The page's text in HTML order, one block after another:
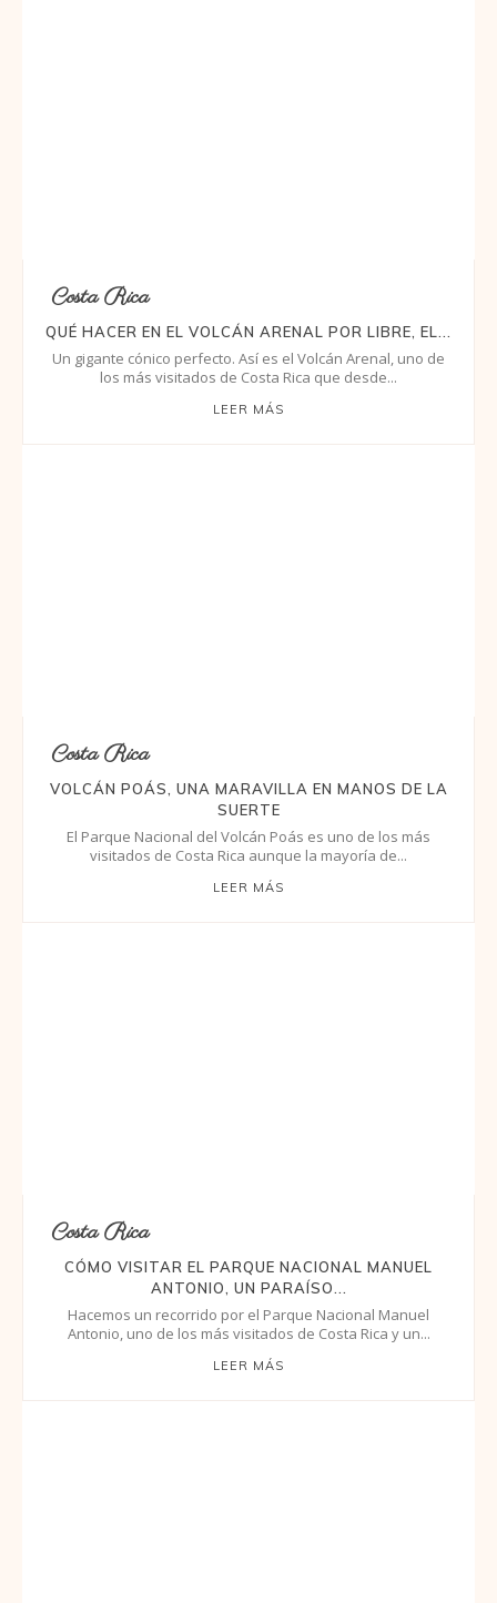
Costa Rica
QUÉ HACER EN EL VOLCÁN ARENAL POR LIBRE, EL...
Un gigante cónico perfecto. Así es el Volcán Arenal, uno de
los más visitados de Costa Rica que desde...
LEER MÁS
Costa Rica
VOLCÁN POÁS, UNA MARAVILLA EN MANOS DE LA
SUERTE
El Parque Nacional del Volcán Poás es uno de los más
visitados de Costa Rica aunque la mayoría de...
LEER MÁS
Costa Rica
CÓMO VISITAR EL PARQUE NACIONAL MANUEL
ANTONIO, UN PARAÍSO...
Hacemos un recorrido por el Parque Nacional Manuel
Antonio, uno de los más visitados de Costa Rica y un...
LEER MÁS